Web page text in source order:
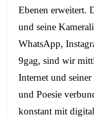
Ebenen erweitert.
und seine
WhatsApp,
9gag, sind wir
Internet und
und Poesie
konstant mit